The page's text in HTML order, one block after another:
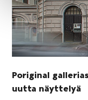
Poriginal
uutta näyttelyä